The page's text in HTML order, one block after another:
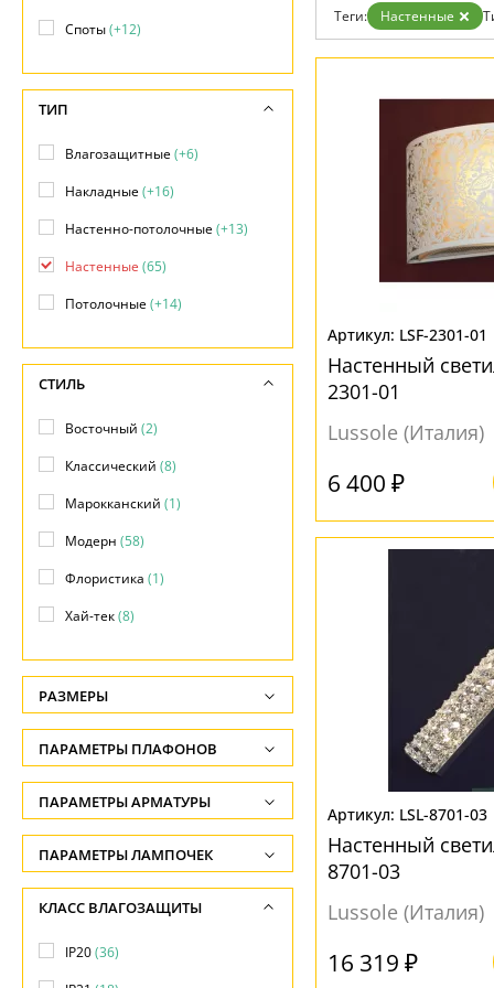
Отзывы
Дизайнерам
Бренды
Контакты
Современный
Хай тек
Теги: Настенные
LSF-2301-01
Настенный
2301-01
Lussole (Италия)
6 400 ₽
LSL-8701-03
Настенный
8701-03
Lussole (Италия)
16 319 ₽
Споты(+12)
ТИП
Влагозащитные(+6)
Накладные(+16)
Настенно-потолочные(+13)
Настенные (65)
Потолочные(+14)
СТИЛЬ
Восточный (2)
Классический (8)
Марокканский (1)
Модерн (58)
Флористика (1)
Хай-тек(8)
РАЗМЕРЫ
Высота, см
-
Глубина, см
-
Ширина, см
-
Диаметр, см
ПАРАМЕТРЫ ПЛАФОНОВ
ФОРМА ПЛАФОНА
другая(28)
квадратная(11)
круглая(5)
прямоугольная
ПАРАМЕТРЫ АРМАТУРЫ
ЦВЕТ АРМАТУРЫ
Алюминий(1)
ПАРАМЕТРЫ ЛАМПОЧЕК
Количество ламп
-
Общая мощность ламп
КЛАСС ВЛАГОЗАЩИТЫ
IP20(36)